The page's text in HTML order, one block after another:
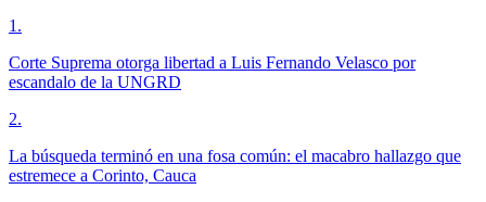
1 .
Corte Suprema otorga libertad a Luis Fernando Velasco por
escandalo de la UNGRD
2.
La búsqueda terminó en una fosa común: el macabro hallazgo que
estremece a Corinto, Cauca